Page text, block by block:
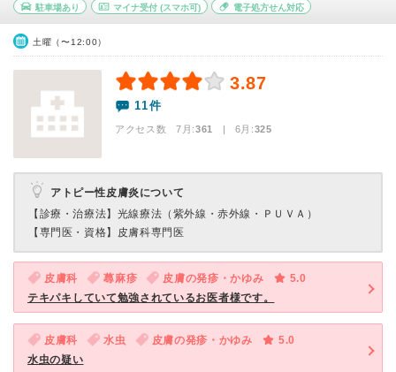
駐車場あり マイナ受付(スマホ可) 電子処方せん対応
土曜（〜12:00）
3.87
11件
アクセス数 7月:361 | 6月:325
アトピー性皮膚炎について
【診療・治療法】 光線療法（紫外線・赤外線・ＰＵＶＡ）
【専門医・資格】 皮膚科専門医
皮膚科 蕁麻疹 皮膚の発疹・かゆみ
5.0
テキパキしていて勉強されているお医者様です。
皮膚科 水虫 皮膚の発疹・かゆみ
5.0
水虫の疑い